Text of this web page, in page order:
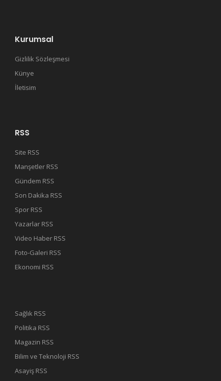
Kurumsal
Gizlilik Sözleşmesi
Künye
İletisim
RSS
Site RSS
Manşetler RSS
Gündem RSS
Son Dakika RSS
Spor RSS
Yazarlar RSS
Video Haber RSS
Foto-Galeri RSS
Ekonomi RSS
Sağlık RSS
Politika RSS
Magazin RSS
Bilim ve Teknoloji RSS
Asayiş RSS